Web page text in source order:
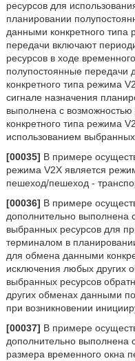
ресурсов для
планировании
данными конкретного типа
передачи включают
ресурсов в ходе
полупостоянные
конкретного типа режима
сигнале назначения
выполнена с
конкретного типа режима
использованием
[00035] В примере
режима V2X является
пешеход/пешеход -
[00036] В примере
дополнительно выполнена
выбранных ресурсов для
терминалом в
для обмена данными
исключения любых других
выбранных ресурсов
других обменах данными
при возникновении
[00037] В примере
дополнительно выполнена
размера временного окна